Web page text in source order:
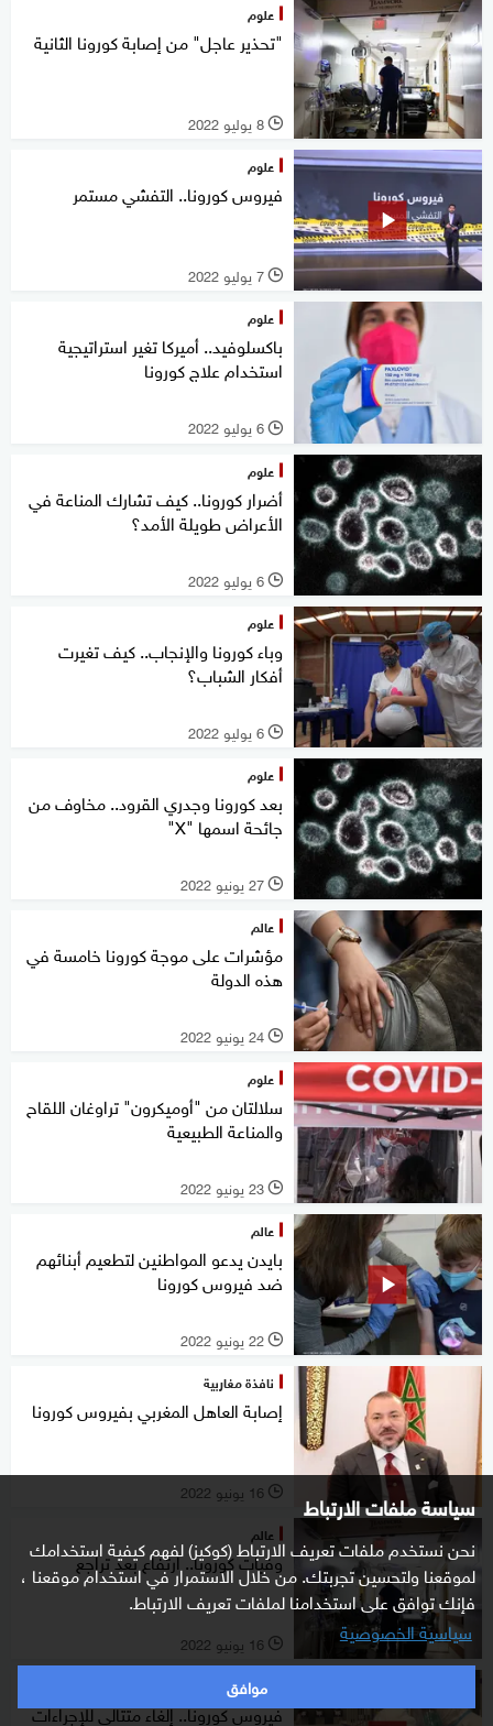
سياسة ملفات الارتباط
نحن نستخدم ملفات تعريف الارتباط (كوكيز) لفهم كيفية استخدامك
لموقعنا ولتحسين تجربتك. من خلال الاستمرار في استخدام موقعنا ،
فإنك توافق على استخدامنا لملفات تعريف الارتباط.
سياسية الخصوصية
موافق
علوم
"تحذير عاجل" من إصابة كورونا الثانية
l 8 يوليو 2022
علوم
فيروس كورونا.. التفشي مستمر
l 7 يوليو 2022
علوم
باكسلوفيد.. أميركا تغير استراتيجية
استخدام علاج كورونا
l 6 يوليو 2022
علوم
أضرار كورونا.. كيف تشارك المناعة في
الأعراض طويلة الأمد؟
l 6 يوليو 2022
علوم
وباء كورونا والإنجاب.. كيف تغيرت
أفكار الشباب؟
l 6 يوليو 2022
علوم
بعد كورونا وجدري القرود.. مخاوف من
جائحة اسمها "X"
l 27 يونيو 2022
عالم
مؤشرات على موجة كورونا خامسة في
هذه الدولة
l 24 يونيو 2022
علوم
سلالتان من "أوميكرون" تراوغان اللقاح
والمناعة الطبيعية
l 23 يونيو 2022
عالم
بايدن يدعو المواطنين لتطعيم أبنائهم
ضد فيروس كورونا
l 22 يونيو 2022
نافذة مغاربية
إصابة العاهل المغربي بفيروس كورونا
l 16 يونيو 2022
عالم
وفيات كورونا.. ارتفاع بعد تراجع
l 16 يونيو 2022
علوم
فيروس كورونا.. إلغاء متتالي للإجراءات